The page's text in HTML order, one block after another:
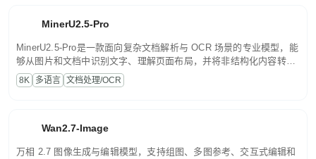
MinerU2.5-Pro
MinerU2.5-Pro是一款面向复杂文档解析与 OCR 场景的专业模型，能
够从图片和文档中识别文字、理解页面布局，并将非结构化内容转换
为便于存储、检索和二次处理的结构化结果。
8K 多语言 文档处理/OCR
Wan2.7-Image
万相 2.7 图像生成与编辑模型，支持组图、多图参考、交互式编辑和